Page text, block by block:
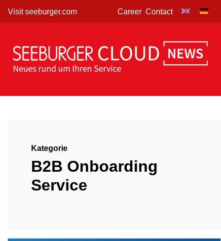
Visit seeburger.com Career Contact
Kategorie
B2B Onboarding
Service